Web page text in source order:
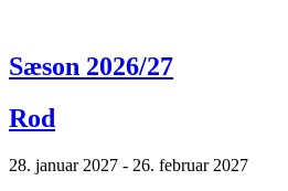
Sæson 2026/27
Rod
28. januar 2027 - 26. februar 2027